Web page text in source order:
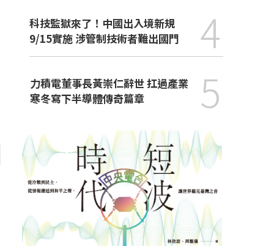
科技監獄來了！中國出入境新規
9/15實施 涉管制技術者難出國門
4
力積電董事長黃崇仁辭世 扛過產業
寒冬寫下半導體傳奇篇章
5